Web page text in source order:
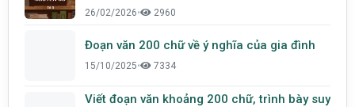
26/02/2026• 2960
Đoạn văn 200 chữ về ý nghĩa của gia đình
15/10/2025• 7334
Viết đoạn văn khoảng 200 chữ, trình bày suy